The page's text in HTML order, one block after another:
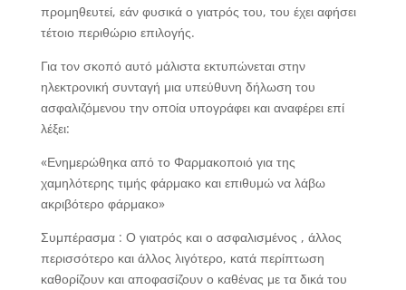
προμηθευτεί, εάν φυσικά ο γιατρός του, του έχει αφήσει
τέτοιο περιθώριο επιλογής.
Για τον σκοπό αυτό μάλιστα εκτυπώνεται στην
ηλεκτρονική συνταγή μια υπεύθυνη δήλωση του
ασφαλιζόμενου την οπoία υπογράφει και αναφέρει επί
λέξει:
«Ενημερώθηκα από το Φαρμακοποιό για της
χαμηλότερης τιμής φάρμακο και επιθυμώ να λάβω
ακριβότερο φάρμακο»
Συμπέρασμα : Ο γιατρός και ο ασφαλισμένος , άλλος
περισσότερο και άλλος λιγότερο, κατά περίπτωση
καθορίζουν και αποφασίζουν ο καθένας με τα δικά του